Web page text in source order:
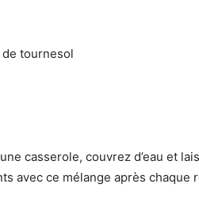
tournesol
casserole, couvrez d’eau et
avec ce mélange après chaque